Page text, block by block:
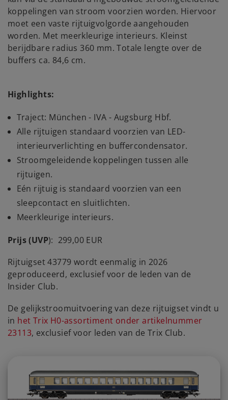
koppelingen van stroom voorzien worden. Hiervoor
moet een vaste rijtuigvolgorde aangehouden
worden. Met meerkleurige interieurs. Kleinst
berijdbare radius 360 mm. Totale lengte over de
buffers ca. 84,6 cm.
Highlights:
Traject: München - IVA - Augsburg Hbf.
Alle rijtuigen standaard voorzien van LED-
interieurverlichting en buffercondensator.
Stroomgeleidende koppelingen tussen alle
rijtuigen.
Eén rijtuig is standaard voorzien van een
sleepcontact en sluitlichten.
Meerkleurige interieurs.
Prijs (UVP): 299,00 EUR
Rijtuigset 43779 wordt eenmalig in 2026
geproduceerd, exclusief voor de leden van de
Insider Club.
De gelijkstroomuitvoering van deze rijtuigset vindt u
in het Trix H0-assortiment onder artikelnummer
23113, exclusief voor leden van de Trix Club.